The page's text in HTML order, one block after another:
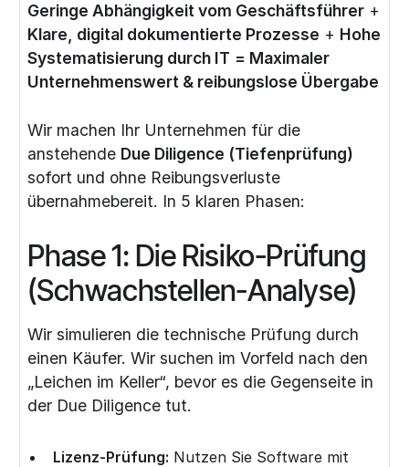
Geringe Abhängigkeit vom Geschäftsführer +
Klare, digital dokumentierte Prozesse + Hohe
Systematisierung durch IT = Maximaler
Unternehmenswert & reibungslose Übergabe
Wir machen Ihr Unternehmen für die
anstehende Due Diligence (Tiefenprüfung)
sofort und ohne Reibungsverluste
übernahmebereit. In 5 klaren Phasen:
Phase 1: Die Risiko-Prüfung
(Schwachstellen-Analyse)
Wir simulieren die technische Prüfung durch
einen Käufer. Wir suchen im Vorfeld nach den
„Leichen im Keller“, bevor es die Gegenseite in
der Due Diligence tut.
Lizenz-Prüfung: Nutzen Sie Software mit